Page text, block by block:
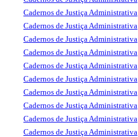
Cadernos de Justiça Administrativa
Cadernos de Justiça Administrativa
Cadernos de Justiça Administrativa
Cadernos de Justiça Administrativa
Cadernos de Justiça Administrativa
Cadernos de Justiça Administrativa
Cadernos de Justiça Administrativa
Cadernos de Justiça Administrativa
Cadernos de Justiça Administrativa
Cadernos de Justiça Administrativa